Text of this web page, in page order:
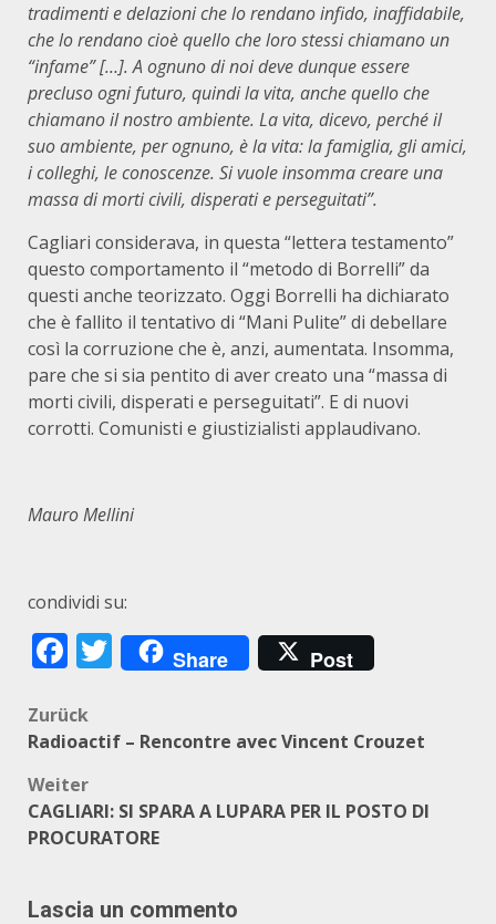
tradimenti e delazioni che lo rendano infido, inaffidabile,
che lo rendano cioè quello che loro stessi chiamano un
“infame” […]. A ognuno di noi deve dunque essere
precluso ogni futuro, quindi la vita, anche quello che
chiamano il nostro ambiente. La vita, dicevo, perché il
suo ambiente, per ognuno, è la vita: la famiglia, gli amici,
i colleghi, le conoscenze. Si vuole insomma creare una
massa di morti civili, disperati e perseguitati”.
Cagliari considerava, in questa “lettera testamento”
questo comportamento il “metodo di Borrelli” da
questi anche teorizzato. Oggi Borrelli ha dichiarato
che è fallito il tentativo di “Mani Pulite” di debellare
così la corruzione che è, anzi, aumentata. Insomma,
pare che si sia pentito di aver creato una “massa di
morti civili, disperati e perseguitati”. E di nuovi
corrotti. Comunisti e giustizialisti applaudivano.
Mauro Mellini
condividi su:
Facebook
Twitter
Share Post
Beitragsnavigation
Zurück
Radioactif – Rencontre avec Vincent Crouzet
Weiter
CAGLIARI: SI SPARA A LUPARA PER IL POSTO DI
PROCURATORE
Lascia un commento